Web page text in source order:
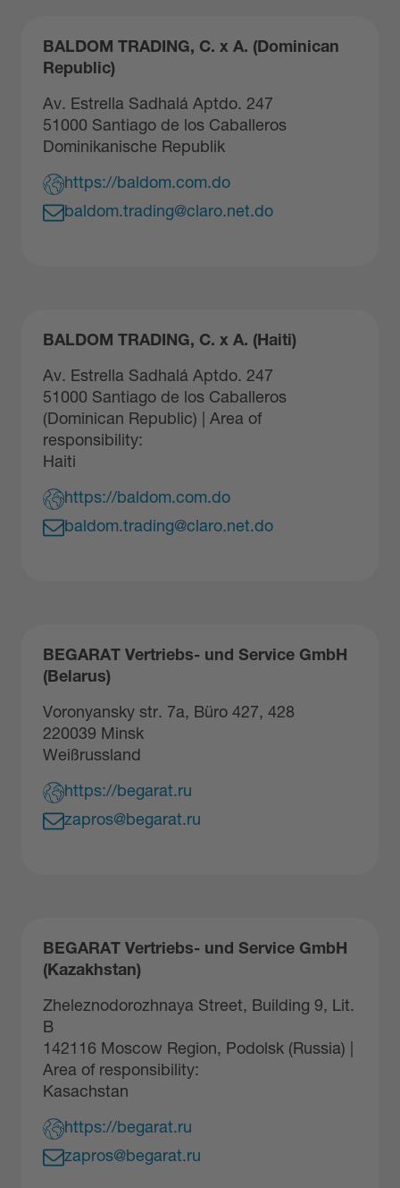
BALDOM TRADING, C. x A. (Dominican
Republic)
Av. Estrella Sadhalá Aptdo. 247
51000 Santiago de los Caballeros
Dominikanische Republik
https://baldom.com.do
baldom.trading@claro.net.do
BALDOM TRADING, C. x A. (Haiti)
Av. Estrella Sadhalá Aptdo. 247
51000 Santiago de los Caballeros
(Dominican Republic) | Area of
responsibility:
Haiti
https://baldom.com.do
baldom.trading@claro.net.do
BEGARAT Vertriebs- und Service GmbH
(Belarus)
Voronyansky str. 7a, Büro 427, 428
220039 Minsk
Weißrussland
https://begarat.ru
zapros@begarat.ru
BEGARAT Vertriebs- und Service GmbH
(Kazakhstan)
Zheleznodorozhnaya Street, Building 9, Lit.
B
142116 Moscow Region, Podolsk (Russia) |
Area of responsibility:
Kasachstan
https://begarat.ru
zapros@begarat.ru